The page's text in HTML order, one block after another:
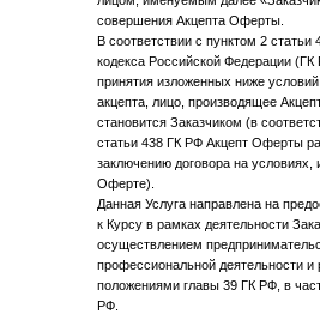
совершения Акцепта Оферты.
В соответствии с пунктом 2 статьи
кодекса Российской Федерации
принятия изложенных ниже
акцепта, лицо, производящее
становится Заказчиком (в
статьи 438 ГК РФ Акцепт Оферты
заключению договора на условиях,
Оферте).
Данная Услуга направлена на
к Курсу в рамках деятельности
осуществлением
профессиональной деятельности и
положениями главы 39 ГК РФ, в
РФ.